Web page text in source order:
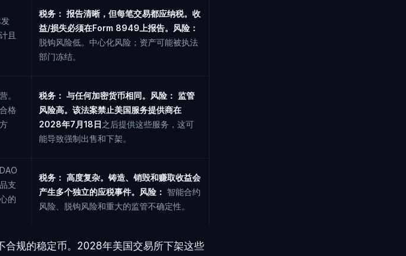
且
税务： 报告清晰，但每笔交易都应纳税。收
益/损失必须在Form 8949上报告。
风险：
脱钩风险低。中心化风险；资产可能被执法
部门冻结。
。
格
税务： 与任何加密货币相同。 风险： 监管
风险高。该法案禁止美国服务提供商在
2028年7月18日之后提供这些服务，这可
能导致强制出售和下架。
支
的
税务： 高度复杂。铸造、销毁和赚取收益会
产生多个独立的应税事件。
风险： 智能合约
风险、脱钩风险和重大的监管不确定性。
规的稳定币。2028年美国交易所下架这些